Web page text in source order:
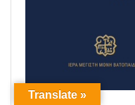
Translate »